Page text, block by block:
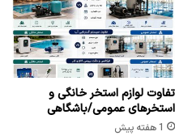
تفاوت لوازم استخر خانگی و
استخرهای عمومی/باشگاهی
1 هفته پیش